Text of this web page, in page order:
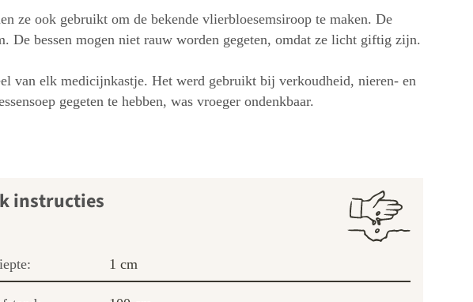
ze ook gebruikt om de bekende vlierbloesemsiroop te maken. De
De bessen mogen niet rauw worden gegeten, omdat ze licht giftig zijn.
van elk medicijnkastje. Het werd gebruikt bij verkoudheid, nieren- en
gegeten te hebben, was vroeger ondenkbaar.
instructies
1 cm